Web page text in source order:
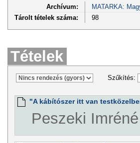
Archívum:
MATARKA:
Tárolt tételek száma:
98
Tételek
Szűkítés:
"A kábítószer itt van
Peszeki Imréné